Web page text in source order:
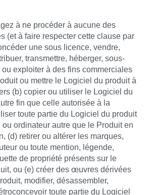
à ne procéder à aucune des
(et à faire respecter cette clause par
une sous licence, vendre,
transmettre, héberger, sous-
exploiter à des fins commerciales
ou mettre le Logiciel du produit à
(b) copier ou utiliser le Logiciel du
fin que celle autorisée à la
toute partie du Logiciel du produit
ordinateur autre que le Produit en
(d) retirer ou altérer les marques,
ou toute mention, légende,
de propriété présents sur le
ou (e) créer des œuvres dérivées
modifier, désassembler,
toute partie du Logiciel